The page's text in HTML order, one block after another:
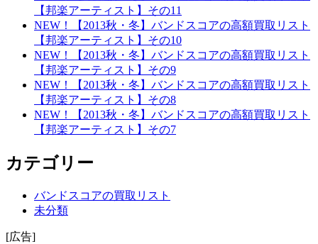
【邦楽アーティスト】その11
NEW！【2013秋・冬】バンドスコアの高額買取リスト
【邦楽アーティスト】その10
NEW！【2013秋・冬】バンドスコアの高額買取リスト
【邦楽アーティスト】その9
NEW！【2013秋・冬】バンドスコアの高額買取リスト
【邦楽アーティスト】その8
NEW！【2013秋・冬】バンドスコアの高額買取リスト
【邦楽アーティスト】その7
カテゴリー
バンドスコアの買取リスト
未分類
[広告]